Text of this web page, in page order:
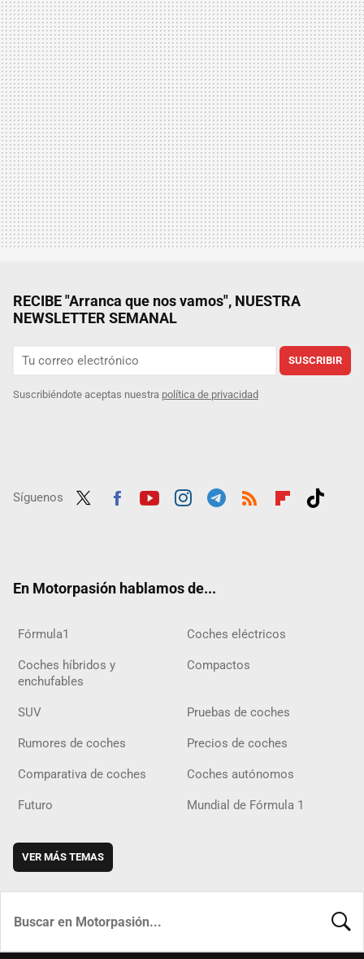
RECIBE "Arranca que nos vamos", NUESTRA
NEWSLETTER SEMANAL
SUSCRIBIR
Suscribiéndote aceptas nuestra política de privacidad
Síguenos
En Motorpasión hablamos de...
Fórmula1 Coches eléctricos
Coches híbridos y
enchufables
Compactos
SUV Pruebas de coches
Rumores de coches Precios de coches
Comparativa de coches Coches autónomos
Futuro Mundial de Fórmula 1
VER MÁS TEMAS